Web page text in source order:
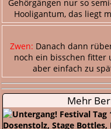
Gehörgängen nur so
Hooligantum, das liegt
Zwen: Danach dann
noch ein bisschen fitter
aber einfach zu
Mehr